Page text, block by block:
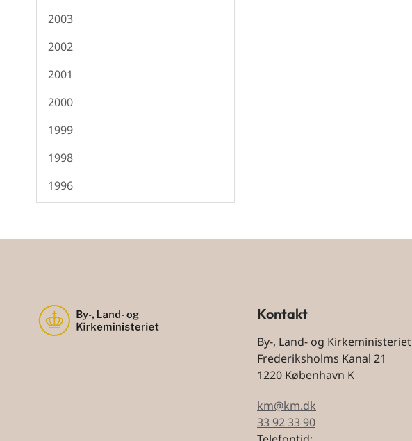
2003
2002
2001
2000
1999
1998
1996
Kontakt
By-, Land- og Kirkeministeriet
Frederiksholms Kanal 21
1220 København K
km@km.dk
33 92 33 90